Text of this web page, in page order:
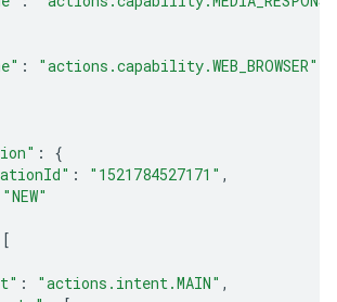
:
"actions.capability.WEB_BROWSER"
:
{
: "1521784527171" ,
"NEW"
[
: "actions.intent.MAIN" ,